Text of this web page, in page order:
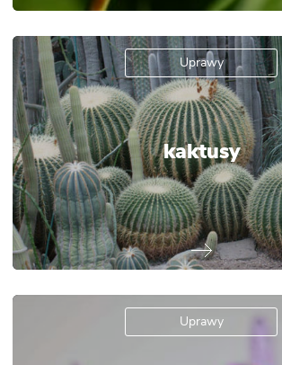
Uprawy
kaktusy
Uprawy